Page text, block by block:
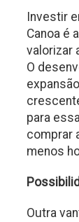
Investir
Canoa é
valorizar
O
para
comprar
menos
Outra